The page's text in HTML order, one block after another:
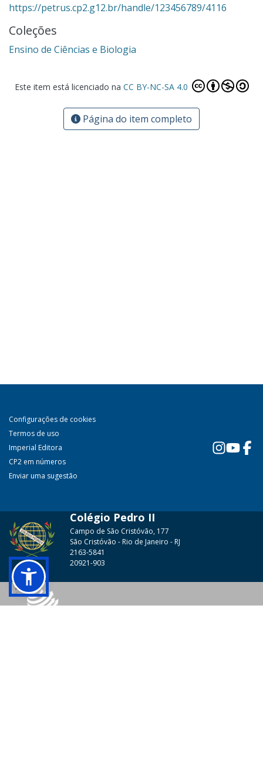
https://petrus.cp2.g12.br/handle/123456789/4116
Coleções
Ensino de Ciências e Biologia
Este item está licenciado na CC BY-NC-SA 4.0
Página do item completo
Configurações de cookies
Termos de uso
Imperial Editora
CP2 em números
Enviar uma sugestão
Colégio Pedro II
Campo de São Cristóvão, 177
São Cristóvão - Rio de Janeiro - RJ
2163-5841
20921-903